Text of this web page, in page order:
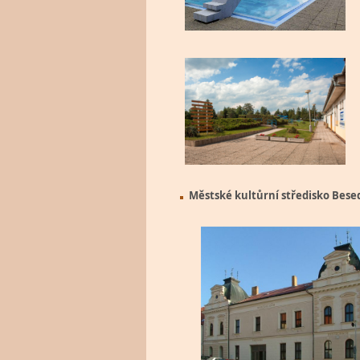
Městské kultůrní středisko